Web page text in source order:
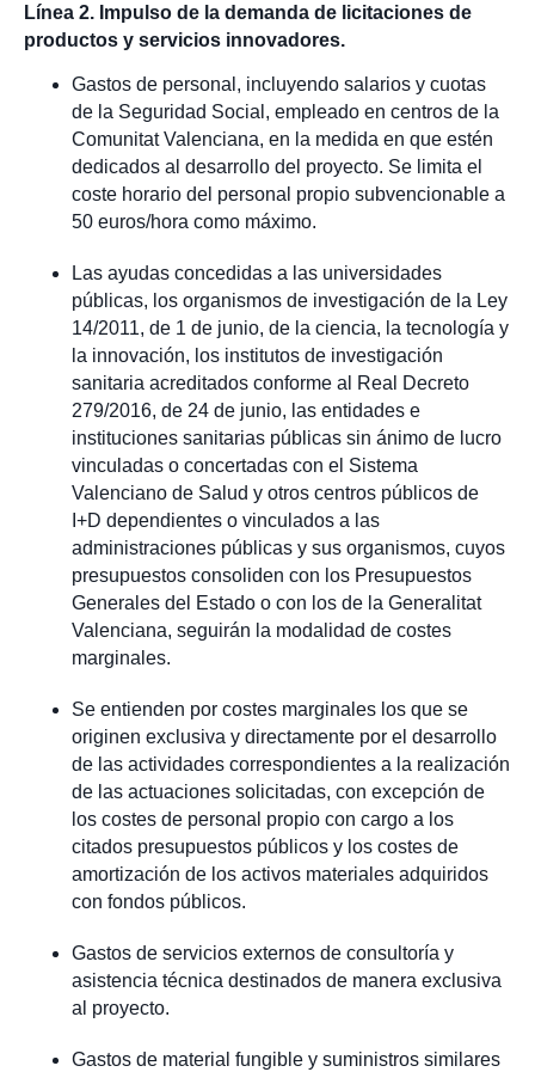
Línea 2. Impulso de la demanda de licitaciones de
productos y servicios innovadores.
Gastos de personal, incluyendo salarios y cuotas
de la Seguridad Social, empleado en centros de la
Comunitat Valenciana, en la medida en que estén
dedicados al desarrollo del proyecto. Se limita el
coste horario del personal propio subvencionable a
50 euros/hora como máximo.
Las ayudas concedidas a las universidades
públicas, los organismos de investigación de la Ley
14/2011, de 1 de junio, de la ciencia, la tecnología y
la innovación, los institutos de investigación
sanitaria acreditados conforme al Real Decreto
279/2016, de 24 de junio, las entidades e
instituciones sanitarias públicas sin ánimo de lucro
vinculadas o concertadas con el Sistema
Valenciano de Salud y otros centros públicos de
I+D dependientes o vinculados a las
administraciones públicas y sus organismos, cuyos
presupuestos consoliden con los Presupuestos
Generales del Estado o con los de la Generalitat
Valenciana, seguirán la modalidad de costes
marginales.
Se entienden por costes marginales los que se
originen exclusiva y directamente por el desarrollo
de las actividades correspondientes a la realización
de las actuaciones solicitadas, con excepción de
los costes de personal propio con cargo a los
citados presupuestos públicos y los costes de
amortización de los activos materiales adquiridos
con fondos públicos.
Gastos de servicios externos de consultoría y
asistencia técnica destinados de manera exclusiva
al proyecto.
Gastos de material fungible y suministros similares